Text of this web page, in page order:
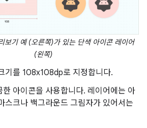
보기 예 (오른쪽)가 있는 단색 아이콘 레이어
(왼쪽)
기를 108x108dp로 지정합니다.
한 아이콘을 사용합니다. 레이어에는 아
스크나 백그라운드 그림자가 있어서는